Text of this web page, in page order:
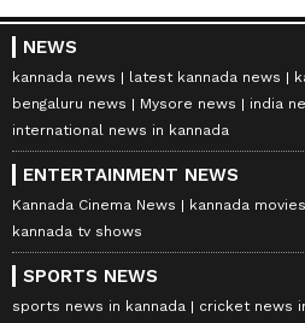
NEWS
kannada news latest kannada news
bengaluru news
Mysore news
india
international news in kannada
ENTERTAINMENT NEWS
Kannada Cinema News kannada
kannada tv shows
SPORTS NEWS
sports news in kannada
cricket news